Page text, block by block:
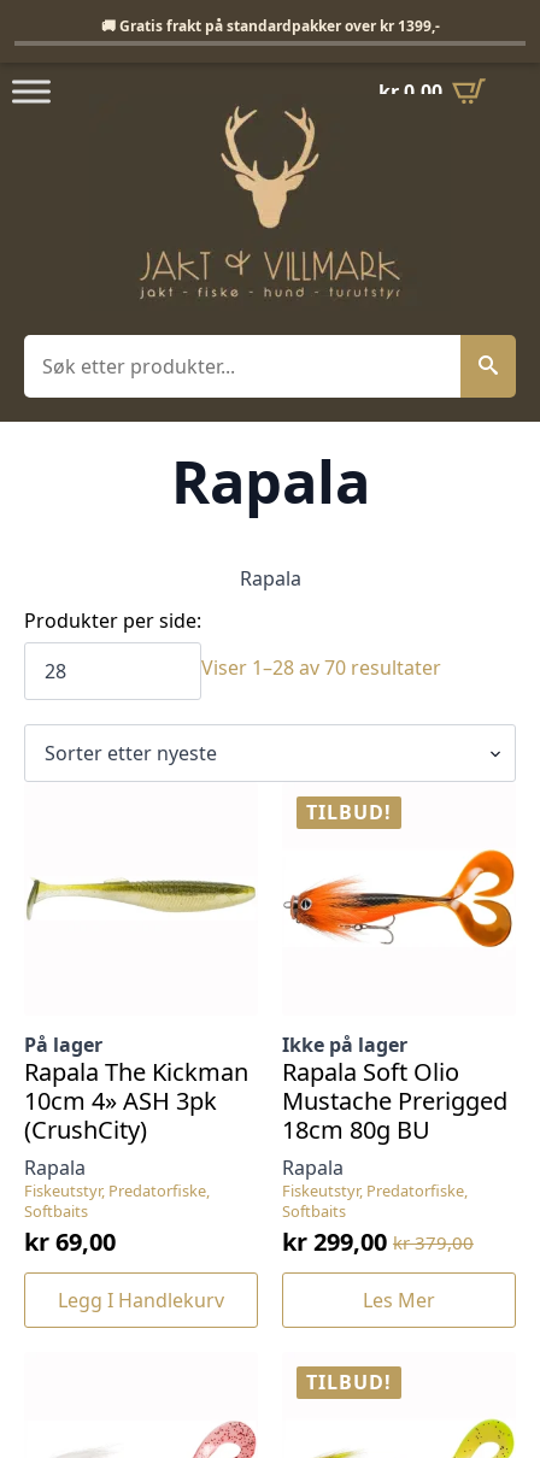
kr0,00
Søk
Rapala
Rapala
Produkter per side:
Viser 1–28 av 70 resultaterSortert
siste
Fiskeutstyr, Predatorfiske,
Softbaits
Rapala
På lager
Rapala The Kickman
10cm 4» ASH 3pk
(CrushCity)
kr69,00
Legg I Handlekurv
TILBUD!
Fiskeutstyr, Predatorfiske,
Softbaits
Rapala
Ikke på lager
Rapala Soft Olio
Mustache Prerigged
18cm 80g BU
kr379,00
Opprinnelig
pris
kr299,00
Nåværende
pris
Les Mer
TILBUD!
🚚 Gratis frakt på standardpakker over kr 1399,-